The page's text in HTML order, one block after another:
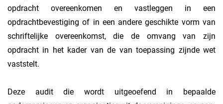
opdracht overeenkomen en vastleggen in een
opdrachtbevestiging of in een andere geschikte vorm van
schriftelijke overeenkomst, die de omvang van zijn
opdracht in het kader van de van toepassing zijnde wet
vaststelt.
Deze audit die wordt uitgeoefend in bepaalde